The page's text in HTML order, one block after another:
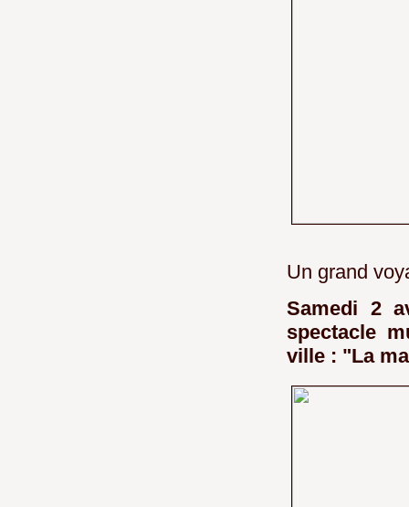
Un grand
Samedi 2
spectacle
ville : "La